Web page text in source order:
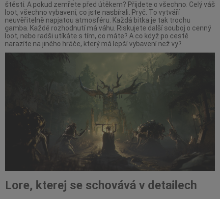
štěstí. A pokud zemřete před útěkem? Přijdete o všechno. Celý váš
loot, všechno vybavení, co jste nasbírali. Pryč. To vytváří
neuvěřitelně napjatou atmosféru. Každá bitka je tak trochu
gamba. Každé rozhodnutí má váhu. Riskujete další souboj o cenný
loot, nebo radši utíkáte s tím, co máte? A co když po cestě
narazíte na jiného hráče, který má lepší vybavení než vy?
Lore, kterej se schovává v detailech